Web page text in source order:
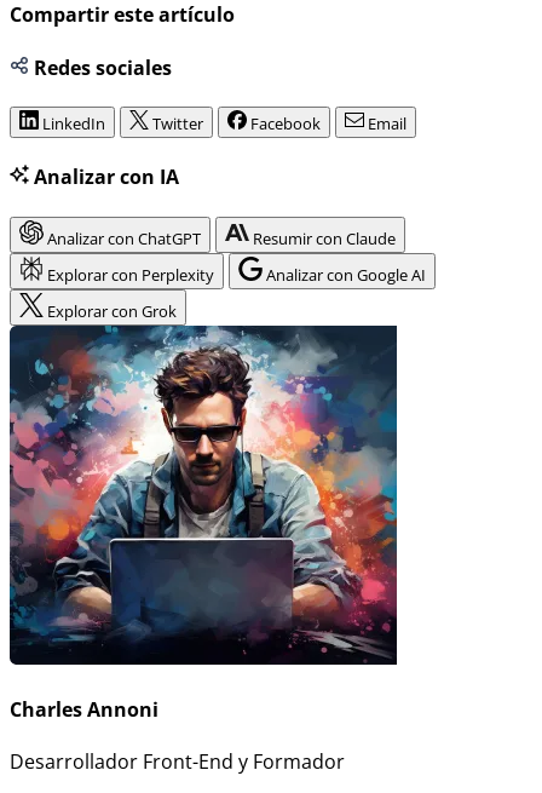
Compartir este artículo
Redes sociales
LinkedIn Twitter Facebook Email
Analizar con IA
Analizar con ChatGPT
Resumir con Claude
Explorar con Perplexity
Analizar con Google AI
Explorar con Grok
Charles Annoni
Desarrollador Front-End y Formador